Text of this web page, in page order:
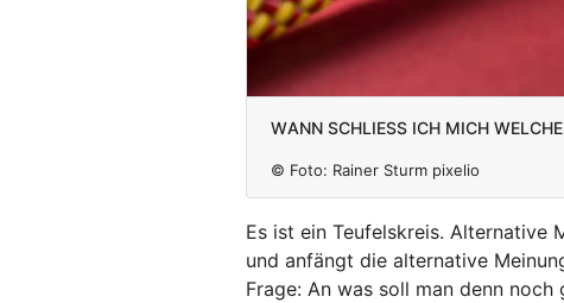
Wann schließ ich mich
© Foto: Rainer Sturm pixelio
Es ist ein Teufelskreis. Alternative
und anfängt die alternative
Frage: An was soll man denn noch